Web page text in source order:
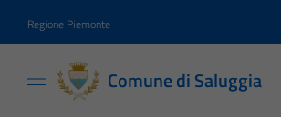
Regione Piemonte
Comune di Saluggia